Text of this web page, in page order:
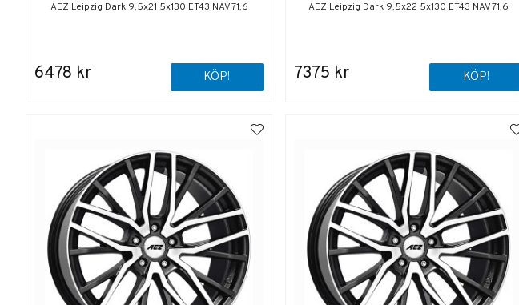
AEZ Leipzig Dark 9,5x21 5x130 ET43 NAV 71,6
6478 kr KÖP!
AEZ Leipzig Dark 9,5x22 5x130 ET43 NAV 71,6
7375 kr KÖP!